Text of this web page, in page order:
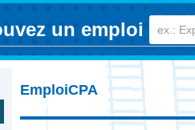
un emploi
EmploiCPA